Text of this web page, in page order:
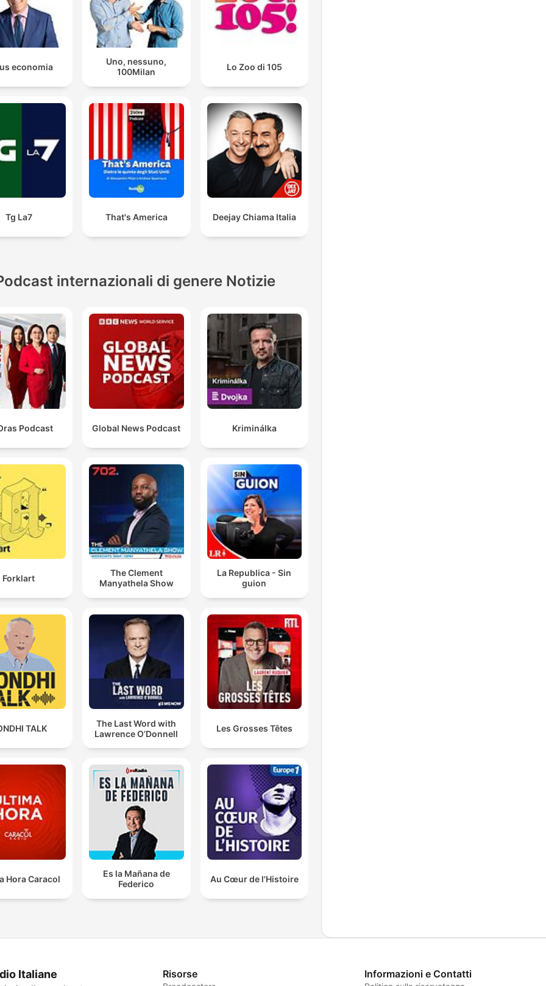
economia
Uno, nessuno,
100Milan
Lo Zoo di 105
Tg La7 That's America Deejay Chiama Italia
internazionali di genere Notizie
Podcast Global News Podcast Kriminálka
Forklart
The Clement
Manyathela Show
La Republica - Sin
guion
TALK
The Last Word with
Lawrence O’Donnell
Les Grosses Têtes
Hora Caracol
Es la Mañana de
Federico
Au Cœur de l'Histoire
Italiane Risorse Informazioni e Contatti